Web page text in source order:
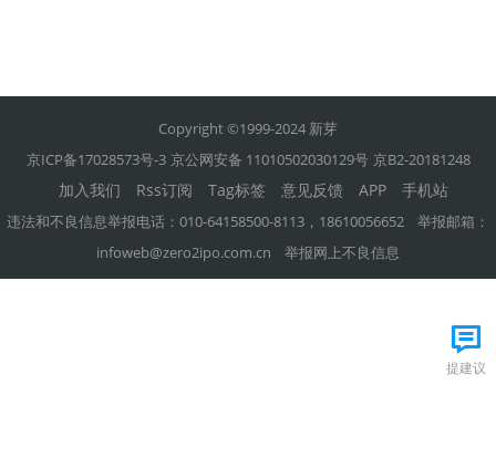
Copyright ©1999-2024 新芽
京ICP备17028573号-3 京公网安备 11010502030129号 京B2-20181248
加入我们 Rss订阅 Tag标签 意见反馈 APP 手机站
违法和不良信息举报电话：010-64158500-8113，18610056652 举报邮箱：
infoweb@zero2ipo.com.cn
举报网上不良信息
提建议